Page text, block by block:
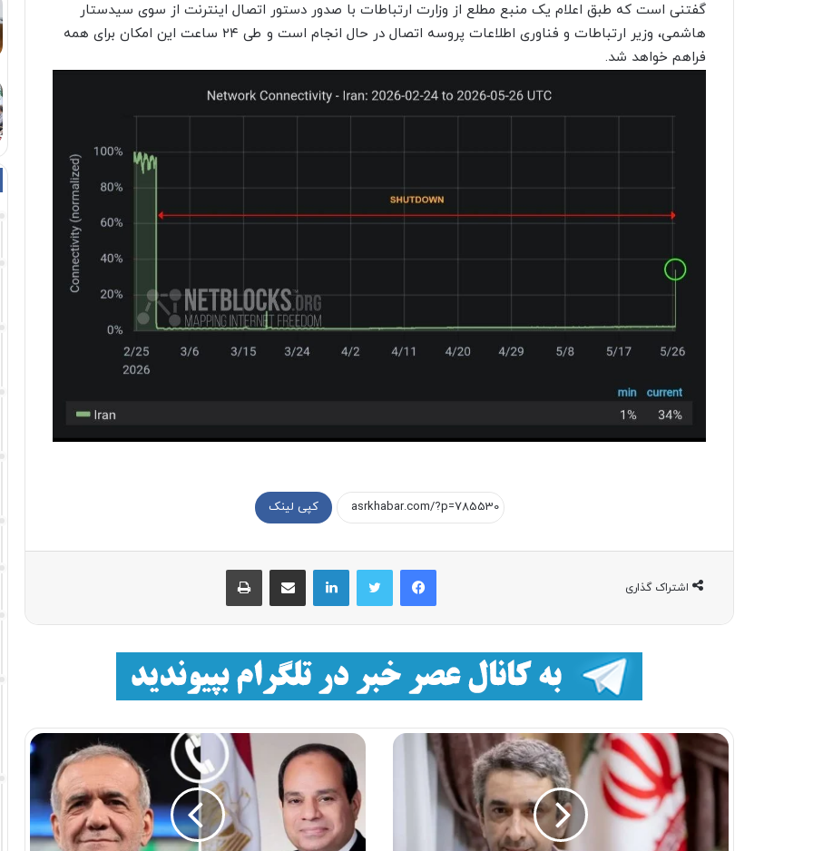
گفتنی است که طبق اعلام یک منبع مطلع از وزارت ارتباطات با صدور دستور اتصال اینترنت از سوی سیدستار
هاشمی، وزیر ارتباطات و فناوری اطلاعات پروسه اتصال در حال انجام است و طی ۲۴ ساعت این امکان برای همه
فراهم خواهد شد.
کپی لینک
اشتراک گذاری
فیسبوک لینکداین